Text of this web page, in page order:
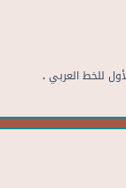
للخطالعربي.